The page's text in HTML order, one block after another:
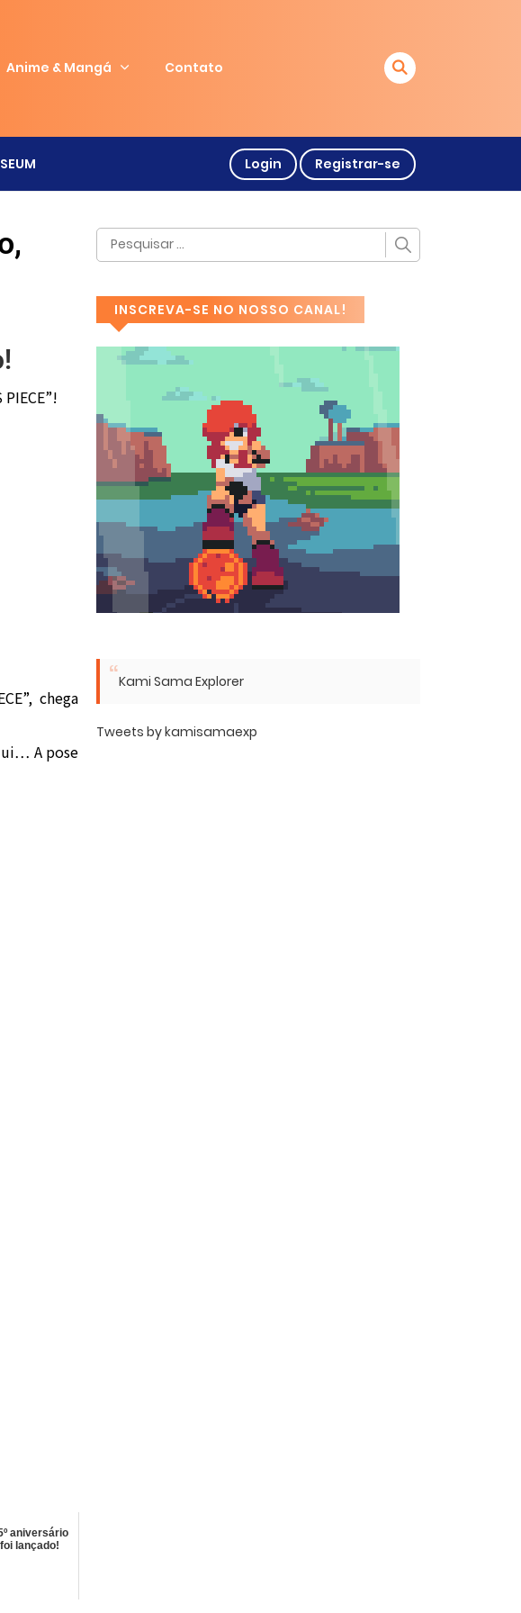
Anime & Mangá Contato
Login Registrar-se
chega
A pose
aniversário
lançado!
INSCREVA-SE NO NOSSO CANAL!
Kami Sama Explorer
Tweets by kamisamaexp